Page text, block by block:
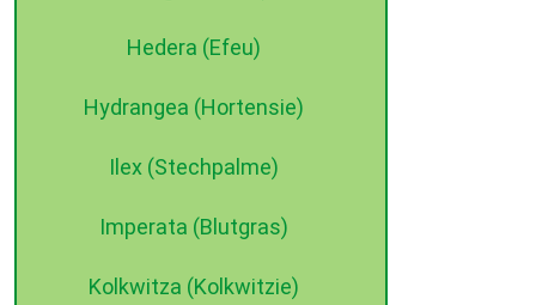
Hedera (Efeu)
Hydrangea (Hortensie)
Ilex (Stechpalme)
Imperata (Blutgras)
Kolkwitza (Kolkwitzie)